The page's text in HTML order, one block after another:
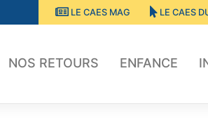
LE CAES MAG LE CAES
NOS RETOURS ENFANCE